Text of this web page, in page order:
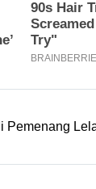
Pemenang